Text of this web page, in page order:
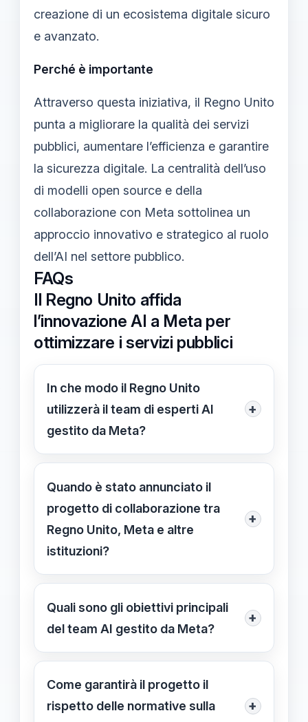
creazione di un ecosistema digitale sicuro
e avanzato.
Perché è importante
Attraverso questa iniziativa, il Regno Unito
punta a migliorare la qualità dei servizi
pubblici, aumentare l’efficienza e garantire
la sicurezza digitale. La centralità dell’uso
di modelli open source e della
collaborazione con Meta sottolinea un
approccio innovativo e strategico al ruolo
dell’AI nel settore pubblico.
FAQs
Il Regno Unito affida
l’innovazione AI a Meta per
ottimizzare i servizi pubblici
In che modo il Regno Unito
utilizzerà il team di esperti AI
gestito da Meta?
+
Il team svilupperà soluzioni AI open
source per ottimizzare i servizi
pubblici, migliorando efficienza,
sicurezza e gestione delle
informazioni.
Quando è stato annunciato il
progetto di collaborazione tra
Regno Unito, Meta e altre
istituzioni?
+
Il progetto è stato annunciato il
15/09/2023 ed è attualmente in fase
di implementazione.
Quali sono gli obiettivi principali
del team AI gestito da Meta?
+
Gli obiettivi includono migliorare
l'efficienza dei servizi pubblici,
garantire la sicurezza dei dati e
Come garantirà il progetto il
rispetto delle normative sulla
+